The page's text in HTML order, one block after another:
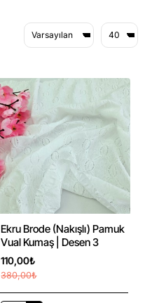
-71%
Ekru Brode (Nakışlı) Pamuk
Vual Kumaş | Desen 3
110,00₺
380,00₺